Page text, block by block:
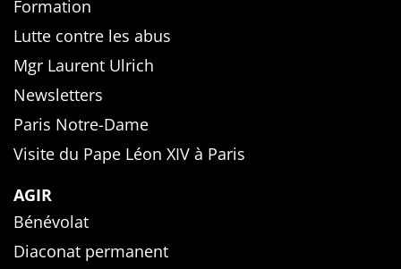
Formation
Lutte contre les abus
Mgr Laurent Ulrich
Newsletters
Paris Notre-Dame
Visite du Pape Léon XIV à Paris
AGIR
Bénévolat
Diaconat permanent